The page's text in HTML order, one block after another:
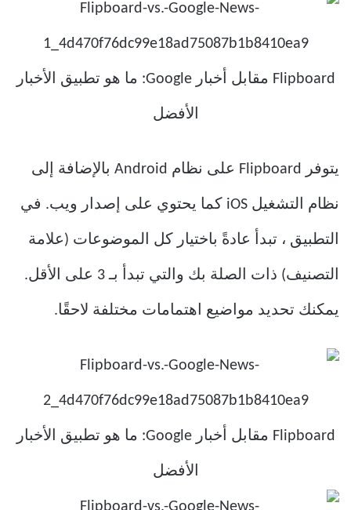
يتوفر Flipboard على نظام Android بالإضافة إلى
نظام التشغيل iOS كما يحتوي على إصدار ويب. في
التطبيق ، تبدأ عادةً باختيار كل الموضوعات (علامة
التصنيف) ذات الصلة بك والتي تبدأ بـ 3 على الأقل.
يمكنك تحديد مواضيع اهتمامات مختلفة لاحقًا.